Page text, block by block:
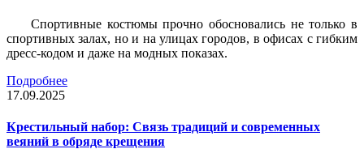
Спортивные костюмы прочно обосновались не только в
спортивных залах, но и на улицах городов, в офисах с гибким
дресс-кодом и даже на модных показах.
Подробнее
17.09.2025
Крестильный набор: Связь традиций и современных
веяний в обряде крещения